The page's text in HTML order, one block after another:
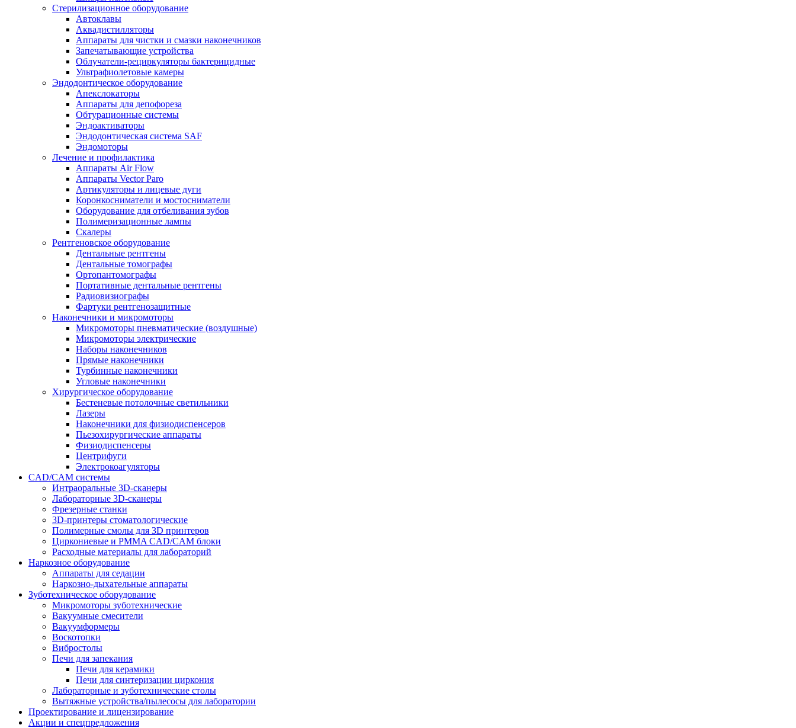
Стерилизационное оборудование
Автоклавы
Аквадистилляторы
Аппараты для чистки и смазки наконечников
Запечатывающие устройства
Облучатели-рециркуляторы бактерицидные
Ультрафиолетовые камеры
Эндодонтическое оборудование
Апекслокаторы
Аппараты для депофореза
Обтурационные системы
Эндоактиваторы
Эндодонтическая система SAF
Эндомоторы
Лечение и профилактика
Аппараты Air Flow
Аппараты Vector Paro
Артикуляторы и лицевые дуги
Коронкосниматели и мостосниматели
Оборудование для отбеливания зубов
Полимеризационные лампы
Скалеры
Рентгеновское оборудование
Дентальные рентгены
Дентальные томографы
Ортопантомографы
Портативные дентальные рентгены
Радиовизиографы
Фартуки рентгенозащитные
Наконечники и микромоторы
Микромоторы пневматические (воздушные)
Микромоторы электрические
Наборы наконечников
Прямые наконечники
Турбинные наконечники
Угловые наконечники
Хирургическое оборудование
Бестеневые потолочные светильники
Лазеры
Наконечники для физиодиспенсеров
Пьезохирургические аппараты
Физиодиспенсеры
Центрифуги
Электрокоагуляторы
CAD/CAM системы
Интраоральные 3D-сканеры
Лабораторные 3D-сканеры
Фрезерные станки
3D-принтеры стоматологические
Полимерные смолы для 3D принтеров
Циркониевые и PMMA CAD/CAM блоки
Расходные материалы для лабораторий
Наркозное оборудование
Аппараты для седации
Наркозно-дыхательные аппараты
Зуботехническое оборудование
Микромоторы зуботехнические
Вакуумные смесители
Вакуумформеры
Воскотопки
Вибростолы
Печи для запекания
Печи для керамики
Печи для синтеризации циркония
Лабораторные и зуботехнические столы
Вытяжные устройства/пылесосы для лаборатории
Проектирование и лицензирование
Акции и спецпредложения